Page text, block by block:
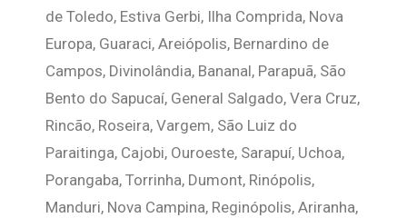
de Toledo, Estiva Gerbi, Ilha Comprida, Nova
Europa, Guaraci, Areiópolis, Bernardino de
Campos, Divinolândia, Bananal, Parapuã, São
Bento do Sapucaí, General Salgado, Vera Cruz,
Rincão, Roseira, Vargem, São Luiz do
Paraitinga, Cajobi, Ouroeste, Sarapuí, Uchoa,
Porangaba, Torrinha, Dumont, Rinópolis,
Manduri, Nova Campina, Reginópolis, Ariranha,